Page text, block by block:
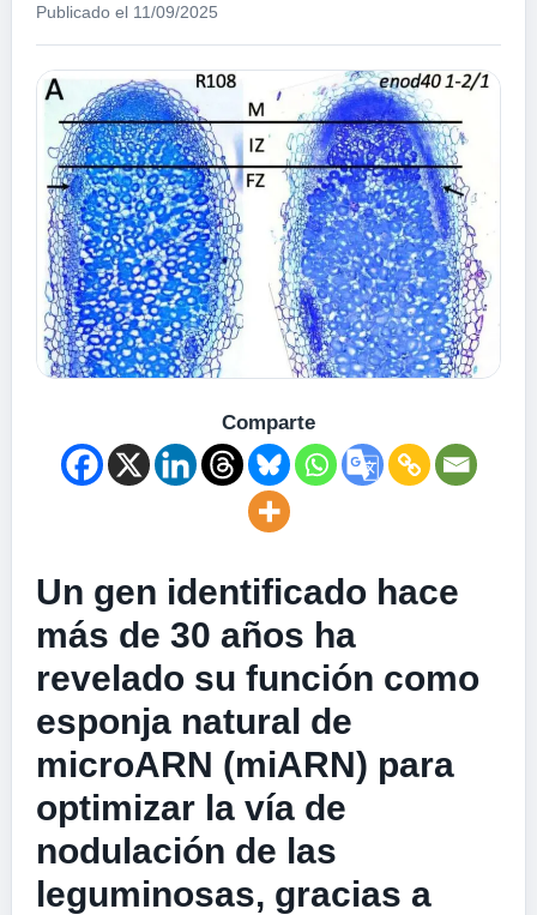
Publicado el 11/09/2025
Comparte
Un gen identificado hace
más de 30 años ha
revelado su función como
esponja natural de
microARN (miARN) para
optimizar la vía de
nodulación de las
leguminosas, gracias a